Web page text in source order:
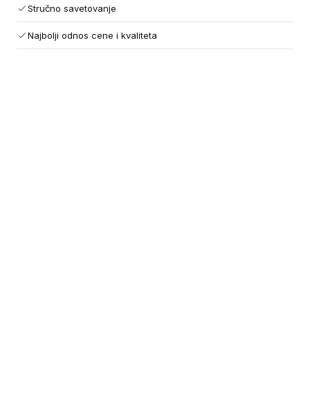
Stručno savetovanje
Najbolji odnos cene i kvaliteta